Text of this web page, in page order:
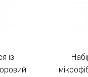
Набір резинок для волосся із